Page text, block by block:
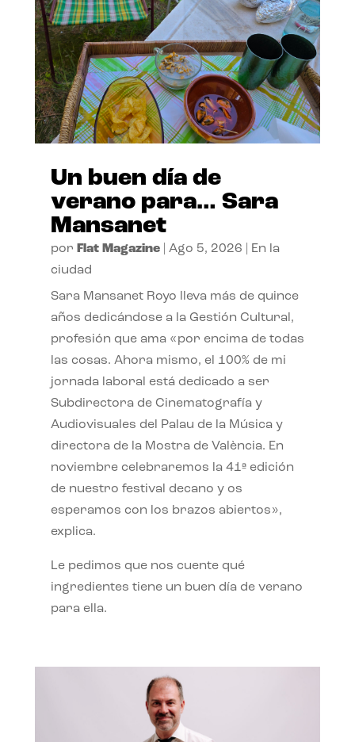
Un buen día de
verano para… Sara
Mansanet
por Flat Magazine| Ago 5, 2026
En la
ciudad
Sara Mansanet Royo lleva más de quince
años dedicándose a la Gestión Cultural,
profesión que ama «por encima de todas
las cosas. Ahora mismo, el 100% de mi
jornada laboral está dedicado a ser
Subdirectora de Cinematografía y
Audiovisuales del Palau de la Música y
directora de la Mostra de València. En
noviembre celebraremos la 41ª edición
de nuestro festival decano y os
esperamos con los brazos abiertos»,
explica.
Le pedimos que nos cuente qué
ingredientes tiene un buen día de verano
para ella.